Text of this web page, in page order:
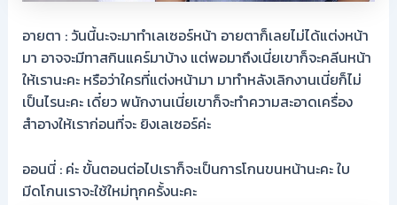
อายตา : วันนี้นะจะมาทำเลเซอร์หน้า อายตาก็เลยไม่ได้แต่งหน้า
มา อาจจะมีทาสกินแคร์มาบ้าง แต่พอมาถึงเนี่ยเขาก็จะคลีนหน้า
ให้เรานะคะ หรือว่าใครที่แต่งหน้ามา มาทำหลังเลิกงานเนี่ยก็ไม่
เป็นไรนะคะ เดี๋ยว พนักงานเนี่ยเขาก็จะทำความสะอาดเครื่อง
สำอางให้เราก่อนที่จะ ยิงเลเซอร์ค่ะ
ออนนี่ : ค่ะ ขั้นตอนต่อไปเราก็จะเป็นการโกนขนหน้านะคะ ใบ
มีดโกนเราจะใช้ใหม่ทุกครั้งนะคะ